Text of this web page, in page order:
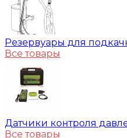
Резервуары для
Все товары
Датчики контроля
Все товары